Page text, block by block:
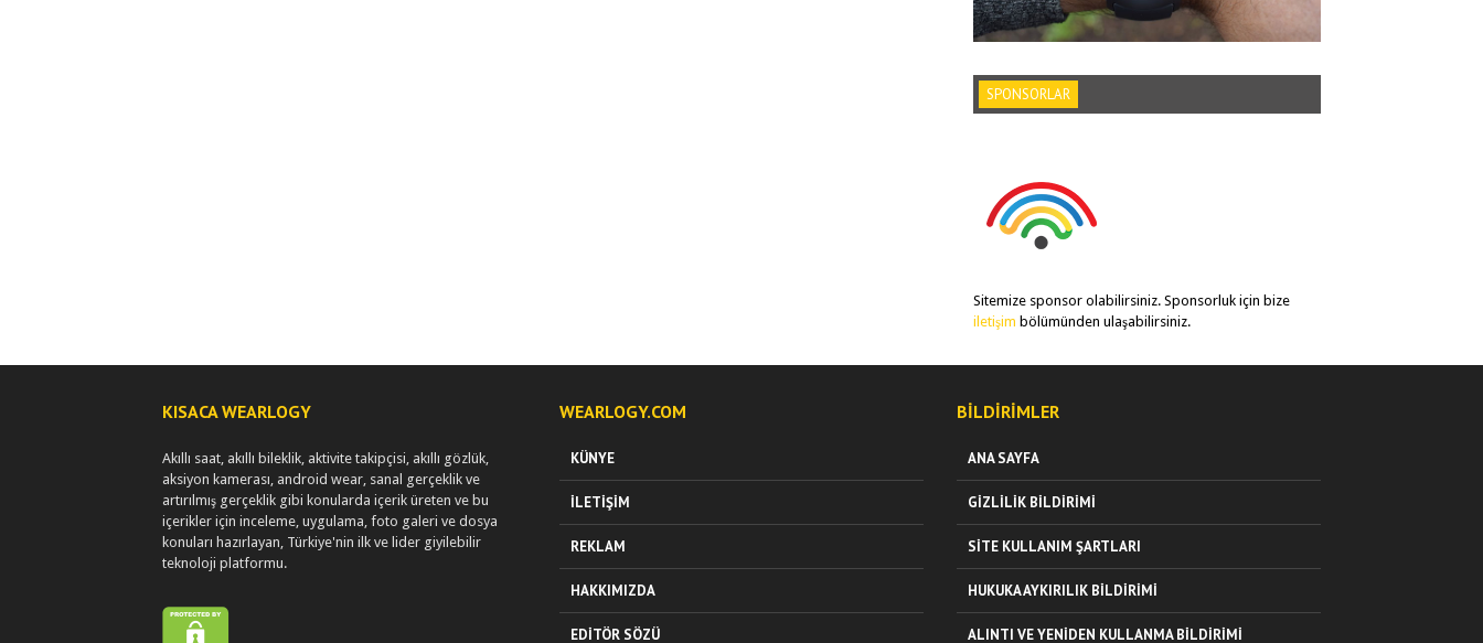
SPONSORLAR
Sitemize sponsor olabilirsiniz. Sponsorluk için bize
iletişim bölümünden ulaşabilirsiniz.
KISACA WEARLOGY
Akıllı saat, akıllı bileklik, aktivite takipçisi, akıllı gözlük,
aksiyon kamerası, android wear, sanal gerçeklik ve
artırılmış gerçeklik gibi konularda içerik üreten ve bu
içerikler için inceleme, uygulama, foto galeri ve dosya
konuları hazırlayan, Türkiye'nin ilk ve lider giyilebilir
teknoloji platformu.
WEARLOGY.COM
KÜNYE
İLETIŞIM
REKLAM
HAKKIMIZDA
EDITÖR SÖZÜ
BILDIRIMLER
ANA SAYFA
GIZLILIK BILDIRIMI
SITE KULLANIM ŞARTLARI
HUKUKA AYKIRILIK BILDIRIMI
ALINTI VE YENIDEN KULLANMA BILDIRIMI